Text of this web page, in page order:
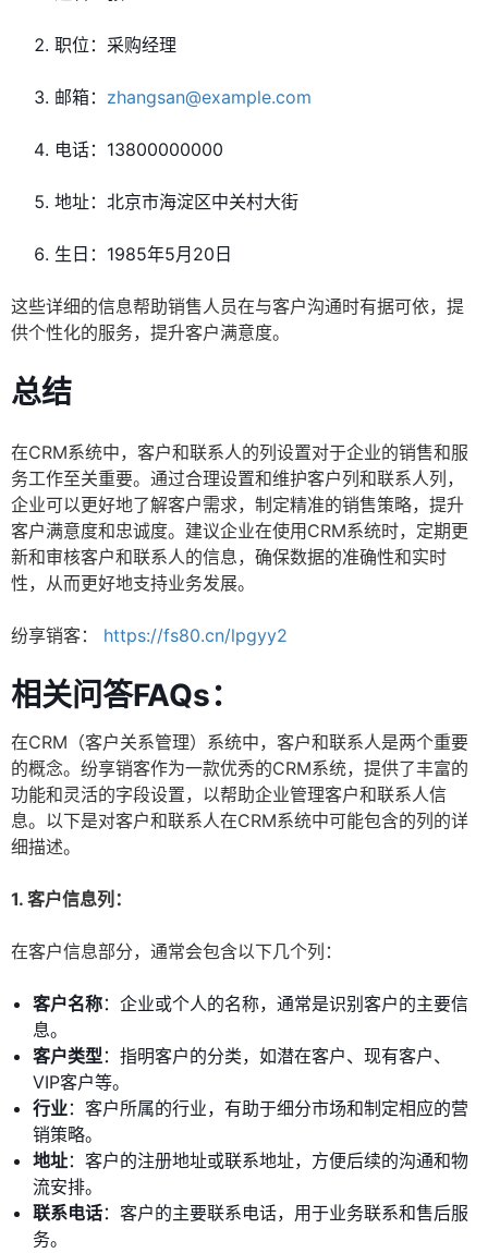
职位：采购经理
邮箱： zhangsan@example.com
电话：13800000000
地址：北京市海淀区中关村大街
生日：1985年5月20日
这些详细的信息帮助销售人员在与客户沟通时有据可依，提
供个性化的服务，提升客户满意度。
总结
在CRM系统中，客户和联系人的列设置对于企业的销售和服
务工作至关重要。通过合理设置和维护客户列和联系人列，
企业可以更好地了解客户需求，制定精准的销售策略，提升
客户满意度和忠诚度。建议企业在使用CRM系统时，定期更
新和审核客户和联系人的信息，确保数据的准确性和实时
性，从而更好地支持业务发展。
纷享销客： https://fs80.cn/lpgyy2
相关问答FAQs：
在CRM（客户关系管理）系统中，客户和联系人是两个重要
的概念。纷享销客作为一款优秀的CRM系统，提供了丰富的
功能和灵活的字段设置，以帮助企业管理客户和联系人信
息。以下是对客户和联系人在CRM系统中可能包含的列的详
细描述。
1. 客户信息列：
在客户信息部分，通常会包含以下几个列：
客户名称：企业或个人的名称，通常是识别客户的主要信
息。
客户类型：指明客户的分类，如潜在客户、现有客户、
VIP客户等。
行业：客户所属的行业，有助于细分市场和制定相应的营
销策略。
地址：客户的注册地址或联系地址，方便后续的沟通和物
流安排。
联系电话：客户的主要联系电话，用于业务联系和售后服
务。